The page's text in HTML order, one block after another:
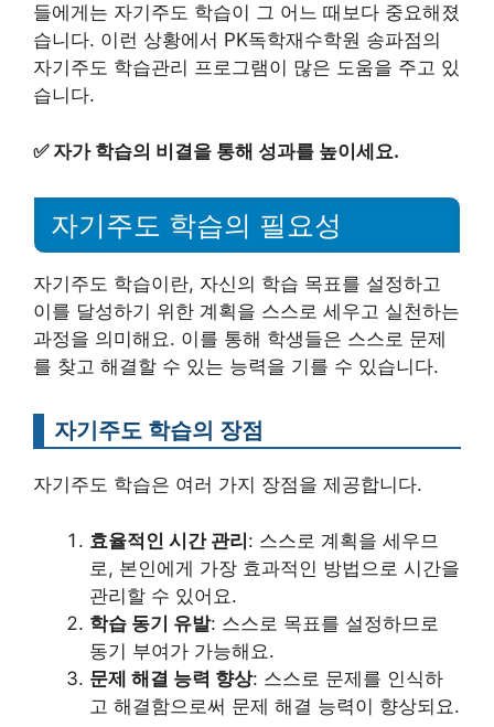
들에게는 자기주도 학습이 그 어느 때보다 중요해졌
습니다. 이런 상황에서 PK독학재수학원 송파점의
자기주도 학습관리 프로그램이 많은 도움을 주고 있
습니다.
✅ 자가 학습의 비결을 통해 성과를 높이세요.
자기주도 학습의 필요성
자기주도 학습이란, 자신의 학습 목표를 설정하고
이를 달성하기 위한 계획을 스스로 세우고 실천하는
과정을 의미해요. 이를 통해 학생들은 스스로 문제
를 찾고 해결할 수 있는 능력을 기를 수 있습니다.
자기주도 학습의 장점
자기주도 학습은 여러 가지 장점을 제공합니다.
효율적인 시간 관리: 스스로 계획을 세우므
로, 본인에게 가장 효과적인 방법으로 시간을
관리할 수 있어요.
학습 동기 유발: 스스로 목표를 설정하므로
동기 부여가 가능해요.
문제 해결 능력 향상: 스스로 문제를 인식하
고 해결함으로써 문제 해결 능력이 향상되요.